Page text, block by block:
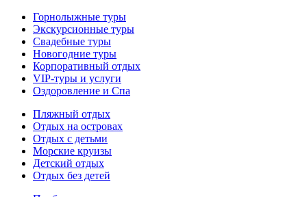
Горнолыжные туры
Экскурсионные туры
Свадебные туры
Новогодние туры
Корпоративный отдых
VIP-туры и услуги
Оздоровление и Спа
Пляжный отдых
Отдых на островах
Отдых с детьми
Морские круизы
Детский отдых
Отдых без детей